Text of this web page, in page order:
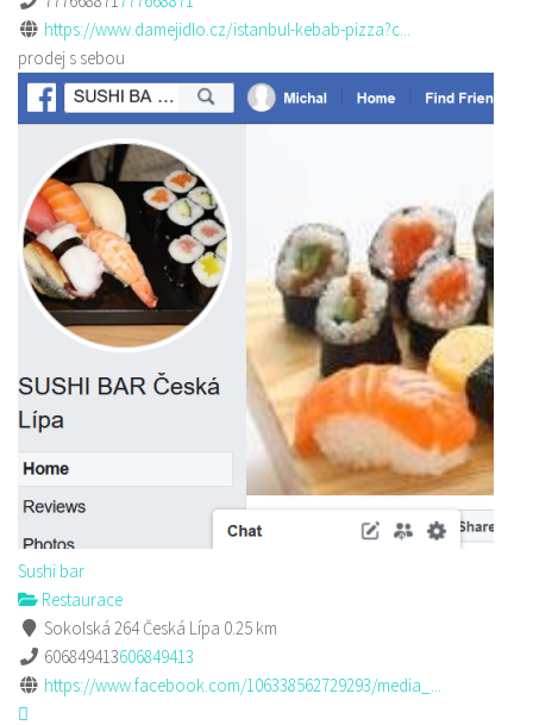
https://www.damejidlo.cz/istanbul-kebab-pizza?c...
prodej s sebou
Sushi bar
Restaurace
Sokolská 264 Česká Lípa 0.25 km
606849413606849413
https://www.facebook.com/106338562729293/media_...